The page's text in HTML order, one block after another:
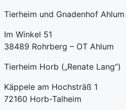
Tierheim und Gnadenhof Ahlum
Im Winkel 51
38489 Rohrberg – OT Ahlum
Tierheim Horb („Renate Lang“)
Käppele am Hochsträß 1
72160 Horb-Talheim